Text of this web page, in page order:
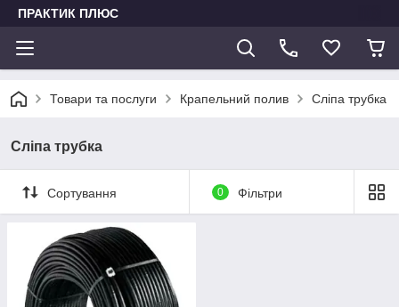
ПРАКТИК ПЛЮС
Товари та послуги Крапельний полив Сліпа трубка
Сліпа трубка
Сортування 0 Фільтри